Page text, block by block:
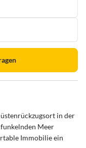
in der
Meer
Immobilie ein